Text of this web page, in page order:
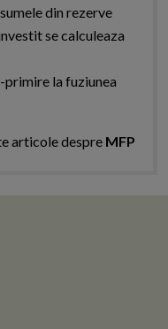
din rezerve
se calculeaza
la fuziunea
articole despre MFP